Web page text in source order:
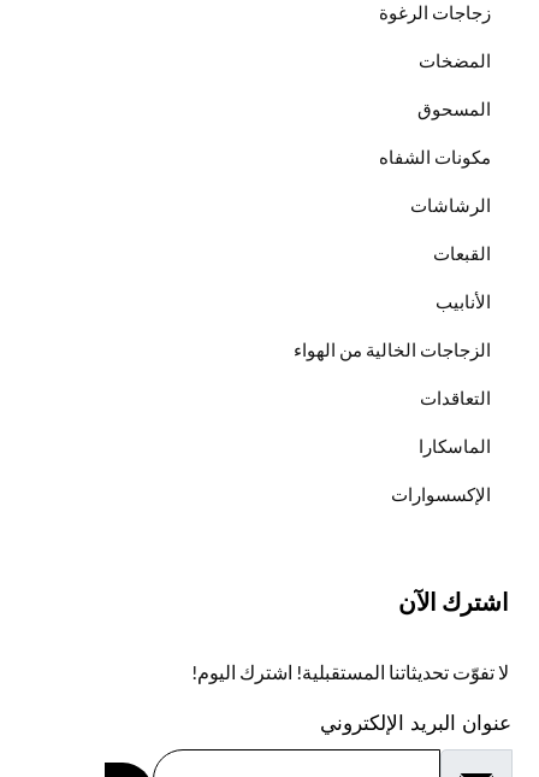
زجاجات الرغوة
المضخات
المسحوق
مكونات الشفاه
الرشاشات
القبعات
الأنابيب
الزجاجات الخالية من الهواء
التعاقدات
الماسكارا
الإكسسوارات
اشترك الآن
لا تفوّت تحديثاتنا المستقبلية! اشترك اليوم!
عنوان البريد الإلكتروني